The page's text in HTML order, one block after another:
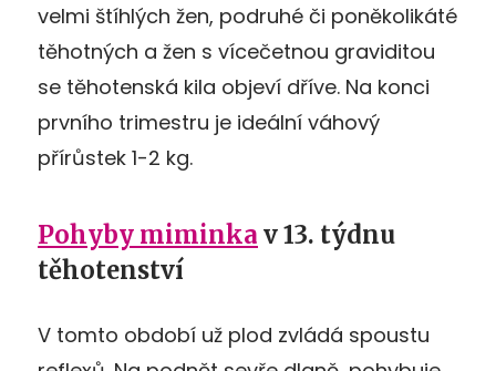
velmi štíhlých žen, podruhé či poněkolikáté
těhotných a žen s vícečetnou graviditou
se těhotenská kila objeví dříve. Na konci
prvního trimestru je ideální váhový
přírůstek 1-2 kg.
Pohyby miminka v 13. týdnu
těhotenství
V tomto období už plod zvládá spoustu